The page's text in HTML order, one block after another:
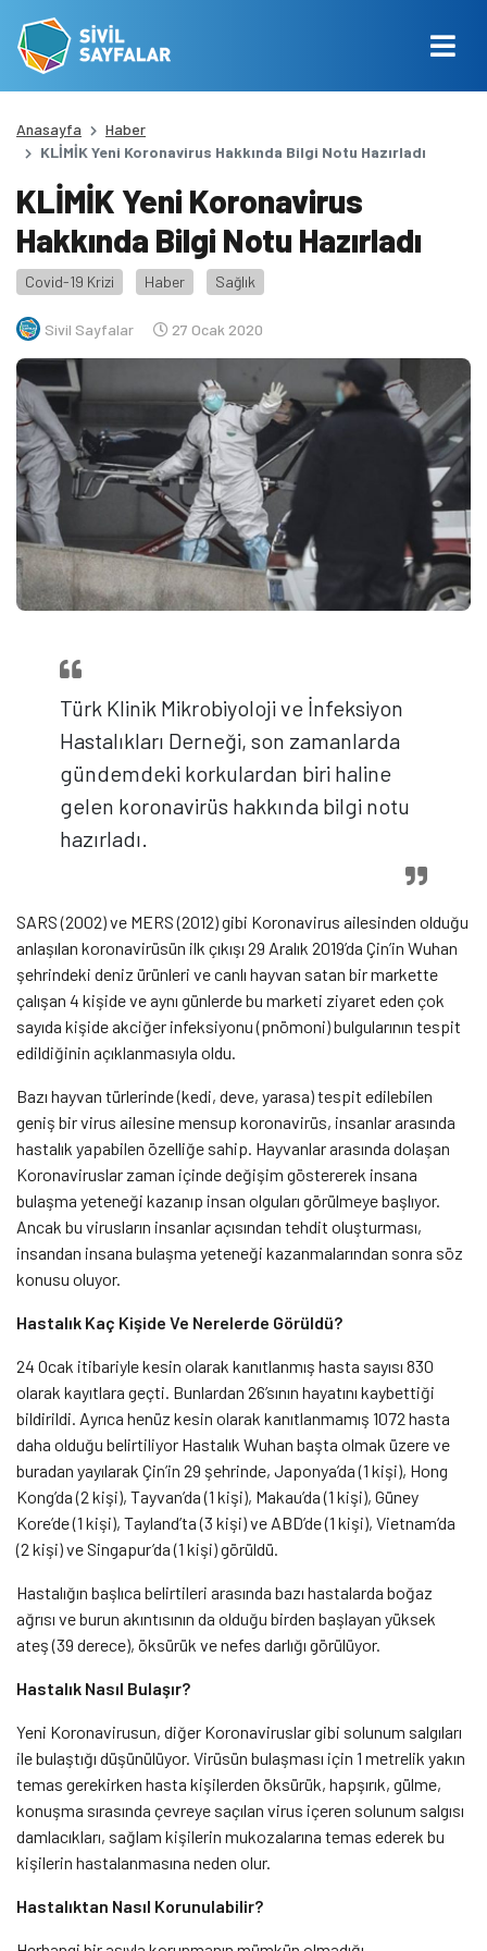
Anasayfa
Haber
KLİMİK Yeni Koronavirus Hakkında Bilgi Notu Hazırladı
KLİMİK Yeni Koronavirus
Hakkında Bilgi Notu Hazırladı
Covid-19 Krizi Haber Sağlık
Sivil Sayfalar 27 Ocak 2020
Türk Klinik Mikrobiyoloji ve İnfeksiyon
Hastalıkları Derneği, son zamanlarda
gündemdeki korkulardan biri haline
gelen koronavirüs hakkında bilgi notu
hazırladı.
SARS (2002) ve MERS (2012) gibi Koronavirus ailesinden olduğu
anlaşılan koronavirüsün ilk çıkışı 29 Aralık 2019’da Çin’in Wuhan
şehrindeki deniz ürünleri ve canlı hayvan satan bir markette
çalışan 4 kişide ve aynı günlerde bu marketi ziyaret eden çok
sayıda kişide akciğer infeksiyonu (pnömoni) bulgularının tespit
edildiğinin açıklanmasıyla oldu.
Bazı hayvan türlerinde (kedi, deve, yarasa) tespit edilebilen
geniş bir virus ailesine mensup koronavirüs, insanlar arasında
hastalık yapabilen özelliğe sahip. Hayvanlar arasında dolaşan
Koronaviruslar zaman içinde değişim göstererek insana
bulaşma yeteneği kazanıp insan olguları görülmeye başlıyor.
Ancak bu virusların insanlar açısından tehdit oluşturması,
insandan insana bulaşma yeteneği kazanmalarından sonra söz
konusu oluyor.
Hastalık Kaç Kişide Ve Nerelerde Görüldü?
24 Ocak itibariyle kesin olarak kanıtlanmış hasta sayısı 830
olarak kayıtlara geçti. Bunlardan 26’sının hayatını kaybettiği
bildirildi. Ayrıca henüz kesin olarak kanıtlanmamış 1072 hasta
daha olduğu belirtiliyor Hastalık Wuhan başta olmak üzere ve
buradan yayılarak Çin’in 29 şehrinde, Japonya’da (1 kişi), Hong
Kong’da (2 kişi), Tayvan’da (1 kişi), Makau’da (1 kişi), Güney
Kore’de (1 kişi), Tayland’ta (3 kişi) ve ABD’de (1 kişi), Vietnam’da
(2 kişi) ve Singapur’da (1 kişi) görüldü.
Hastalığın başlıca belirtileri arasında bazı hastalarda boğaz
ağrısı ve burun akıntısının da olduğu birden başlayan yüksek
ateş (39 derece), öksürük ve nefes darlığı görülüyor.
Hastalık Nasıl Bulaşır?
Yeni Koronavirusun, diğer Koronaviruslar gibi solunum salgıları
ile bulaştığı düşünülüyor. Virüsün bulaşması için 1 metrelik yakın
temas gerekirken hasta kişilerden öksürük, hapşırık, gülme,
konuşma sırasında çevreye saçılan virus içeren solunum salgısı
damlacıkları, sağlam kişilerin mukozalarına temas ederek bu
kişilerin hastalanmasına neden olur.
Hastalıktan Nasıl Korunulabilir?